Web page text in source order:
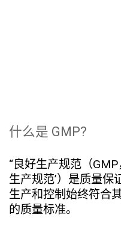
什么是 GMP?
“良好生产规范（GMP
生产规范’）是质量保
生产和控制始终符合
的质量标准。